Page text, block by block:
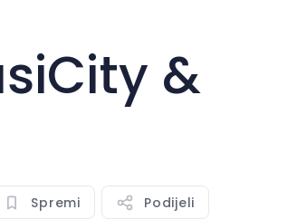
Invertiraj boju
&
Spremi Podijeli